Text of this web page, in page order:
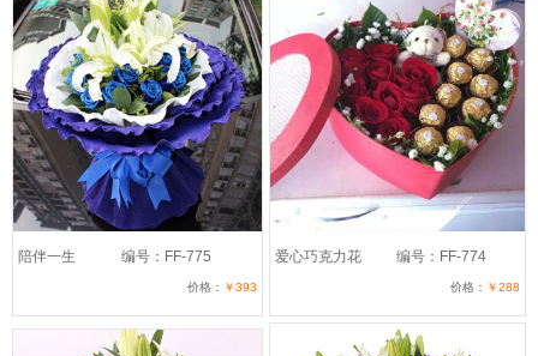
陪伴一生 编号：FF-775
价格： ￥393
爱心巧克力花 编号：FF-774
价格： ￥288